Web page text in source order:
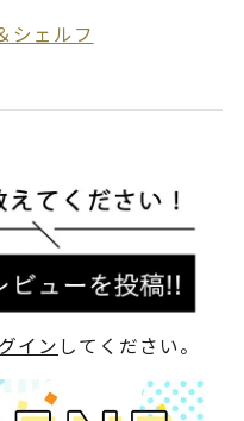
シェルフ
イン してください。